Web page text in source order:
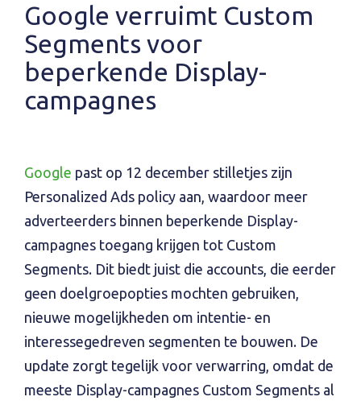
Google verruimt Custom
Segments voor
beperkende Display-
campagnes
Google past op 12 december stilletjes zijn
Personalized Ads policy aan, waardoor meer
adverteerders binnen beperkende Display-
campagnes toegang krijgen tot Custom
Segments. Dit biedt juist die accounts, die eerder
geen doelgroepopties mochten gebruiken,
nieuwe mogelijkheden om intentie- en
interessegedreven segmenten te bouwen. De
update zorgt tegelijk voor verwarring, omdat de
meeste Display-campagnes Custom Segments al